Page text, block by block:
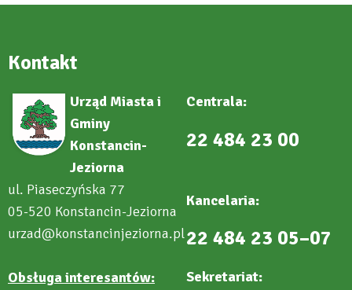
Kontakt
Urząd Miasta i
Gminy
Konstancin-
Jeziorna
ul. Piaseczyńska 77
05-520 Konstancin-Jeziorna
urzad@konstancinjeziorna.pl
Obsługa interesantów:
Centrala:
22 484 23 00
Kancelaria:
22 484 23 05–07
Sekretariat: